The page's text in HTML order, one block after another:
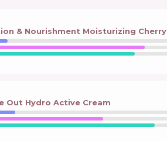
& Nourishment Moisturizing Cherry
Out Hydro Active Cream